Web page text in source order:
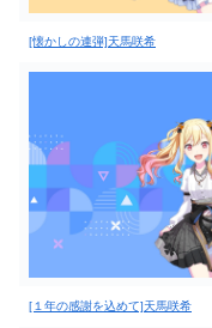
[懐かしの連弾]天馬咲希
[１年の感謝を込めて]天馬咲希